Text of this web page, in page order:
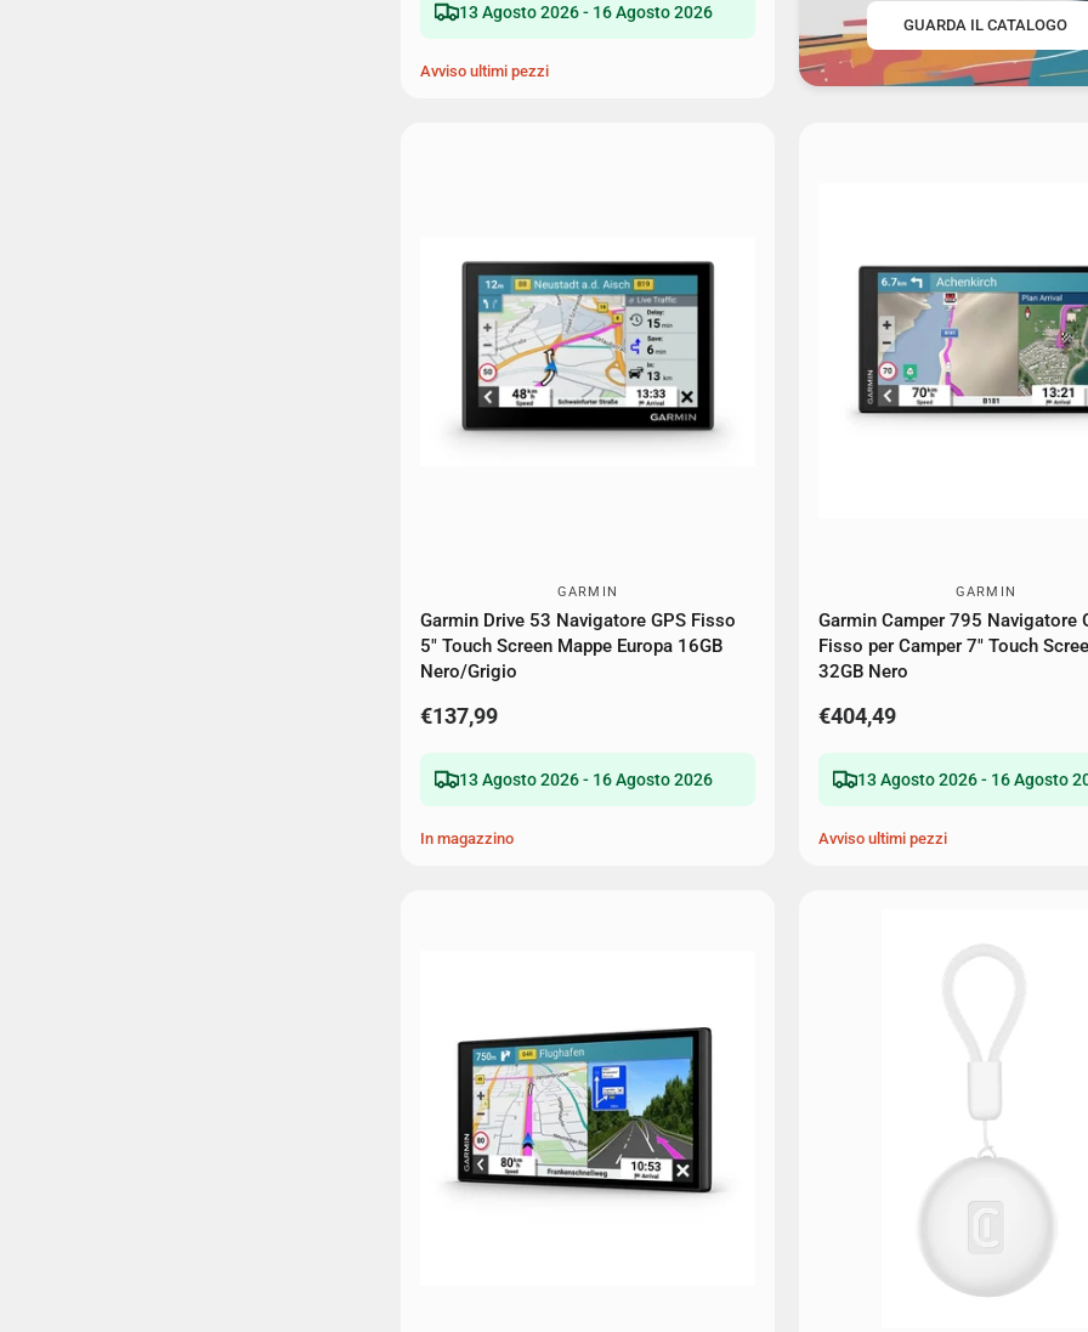
13 Agosto 2026 - 16 Agosto 2026
Avviso ultimi pezzi
GUARDA IL CATALOGO
GARMIN
Garmin Drive 53 Navigatore GPS Fisso
5" Touch Screen Mappe Europa 16GB
Nero/Grigio
€137,99
13 Agosto 2026 - 16 Agosto 2026
In magazzino
GARMIN
Garmin Camper 795 Navigatore
Fisso per Camper 7" Touch
32GB Nero
€404,49
13 Agosto 2026 - 16 Agosto
Avviso ultimi pezzi